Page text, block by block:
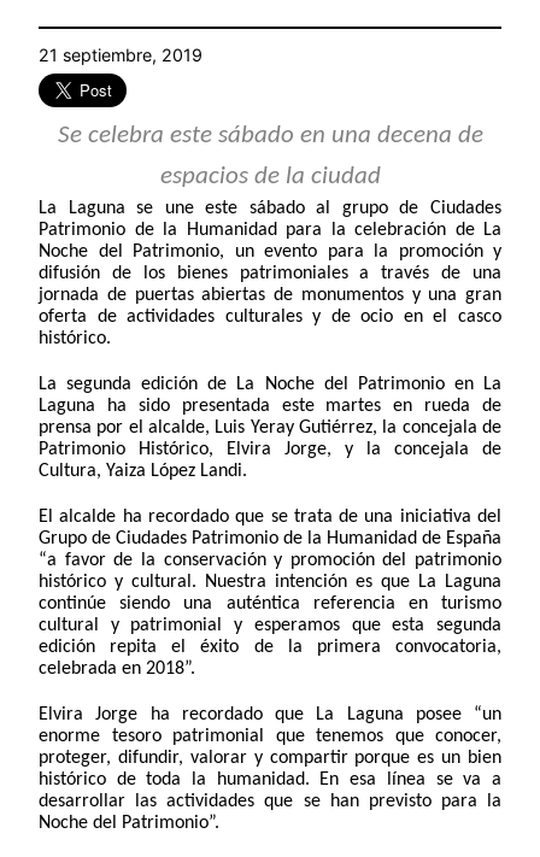
21 septiembre, 2019
Se celebra este sábado en una decena de
espacios de la ciudad
La Laguna se une este sábado al grupo de Ciudades
Patrimonio de la Humanidad para la celebración de La
Noche del Patrimonio, un evento para la promoción y
difusión de los bienes patrimoniales a través de una
jornada de puertas abiertas de monumentos y una gran
oferta de actividades culturales y de ocio en el casco
histórico.
La segunda edición de La Noche del Patrimonio en La
Laguna ha sido presentada este martes en rueda de
prensa por el alcalde, Luis Yeray Gutiérrez, la concejala de
Patrimonio Histórico, Elvira Jorge, y la concejala de
Cultura, Yaiza López Landi.
El alcalde ha recordado que se trata de una iniciativa del
Grupo de Ciudades Patrimonio de la Humanidad de España
“a favor de la conservación y promoción del patrimonio
histórico y cultural. Nuestra intención es que La Laguna
continúe siendo una auténtica referencia en turismo
cultural y patrimonial y esperamos que esta segunda
edición repita el éxito de la primera convocatoria,
celebrada en 2018”.
Elvira Jorge ha recordado que La Laguna posee “un
enorme tesoro patrimonial que tenemos que conocer,
proteger, difundir, valorar y compartir porque es un bien
histórico de toda la humanidad. En esa línea se va a
desarrollar las actividades que se han previsto para la
Noche del Patrimonio”.